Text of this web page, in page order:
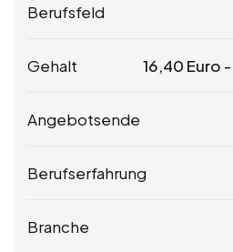
Berufsfeld
Gehalt 16,40 Euro -
Angebotsende
Berufserfahrung
Branche